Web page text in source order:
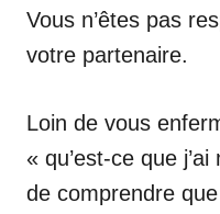
Vous n’êtes pas
votre partenaire.
Loin de vous
« qu’est-ce que
de comprendre